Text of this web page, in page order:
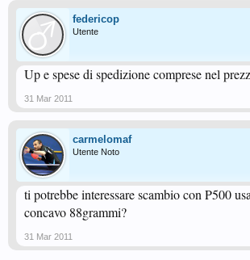
federicop
Utente
Up e spese di spedizione comprese nel
31 Mar 2011
carmelomaf
Utente Noto
ti potrebbe interessare scambio con P500
concavo 88grammi?
31 Mar 2011